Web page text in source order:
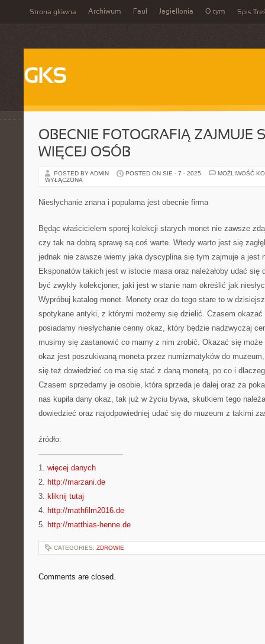
Strona główna Archiwum Faul Jagiellonia O tym Spis
GKS
OBECNIE FOTOGRAFIĄ ZAJMUJE
WIĘCEJ OSÓB
POSTED BY ADMIN POSTED ON SIE - 7 - 2025
MOŻLIWOŚĆ
WYŁĄCZONA
Niesłychanie znana i popularna jest obecnie firma
Będąc właścicielem sporej kolekcji starych monet nie zawsze
czy tak na dobrą sprawę są coś warte. Wtedy warto jest się
jednak nie zawsze wiemy jaka dyscyplina się tym zajmuje a jest
Eksponatów takich jest w istocie masa oraz należałoby udać się
być zwykły kolekcjoner, jaki jest w stanie nam określić jak
Wypróbuj katalog monet. Monety oraz do tego stare to w
spotykane antyki, z którymi możemy się dzielić. Czasem
posiadamy niesłychanie cenny okaz, który będzie nadzwyczaj
musimy się zastanowić co mamy z nim zrobić. Okazać się
okaz jest poszukiwaną moneta przez numizmatyków do
się też dowiedzieć co ma się stać z daną monetą, po co i
Czasem sprzedamy je osobie, która sprzeda je dalej oraz za
nas kupiła dany okaz, tak już w życiu bywa, skutkiem tego
dowiedzieć oraz najodpowiedniej udać się do muzeum z takimi
źródło:
———————————
1. więcej danych
2. http://marzani.de
3. kliknij tutaj
4. http://mathfilm2016.de
5. http://matthias-henne.de
CATEGORIES: ZDROWIE
Comments are closed.